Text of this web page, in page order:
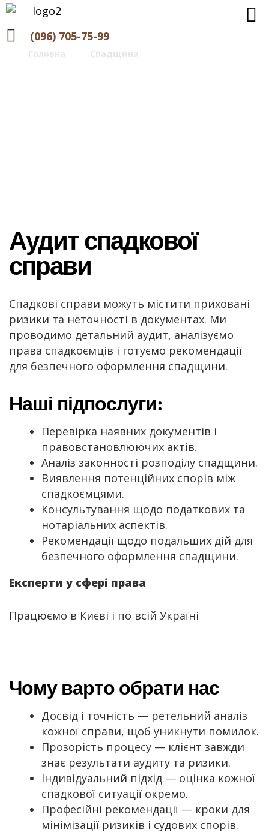
(096) 705-75-99
Головна Спадщина
Аудит спадкової
справи
Спадкові справи можуть містити приховані
ризики та неточності в документах. Ми
проводимо детальний аудит, аналізуємо
права спадкоємців і готуємо рекомендації
для безпечного оформлення спадщини.
Наші підпослуги:
Перевірка наявних документів і
правовстановлюючих актів.
Аналіз законності розподілу спадщини.
Виявлення потенційних спорів між
спадкоємцями.
Консультування щодо податкових та
нотаріальних аспектів.
Рекомендації щодо подальших дій для
безпечного оформлення спадщини.
Експерти у сфері права
Працюємо в Києві і по всій Україні
Чому варто обрати нас
Досвід і точність — ретельний аналіз
кожної справи, щоб уникнути помилок.
Прозорість процесу — клієнт завжди
знає результати аудиту та ризики.
Індивідуальний підхід — оцінка кожної
спадкової ситуації окремо.
Професійні рекомендації — кроки для
мінімізації ризиків і судових спорів.